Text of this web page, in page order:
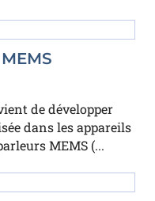
de développer
dans les appareils
MEMS (...